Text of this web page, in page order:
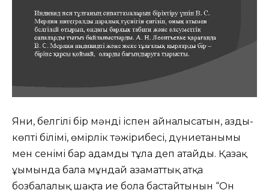
Яғни, белгілі бір мәнді іспен айналысатын, азды-
көпті білімі, өмірлік тәжірибесі, дүниетанымы
мен сенімі бар адамды тұлға деп атайды. Қазақ
ұғымында бала мұндай азаматтық атқа
бозбалалық шақта ие бола бастайтынын “Он